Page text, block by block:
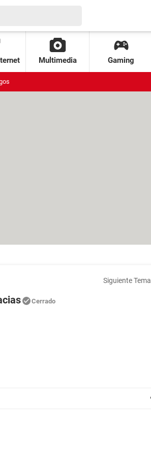
Multimedia Gaming
Siguiente Tema
Cerrado